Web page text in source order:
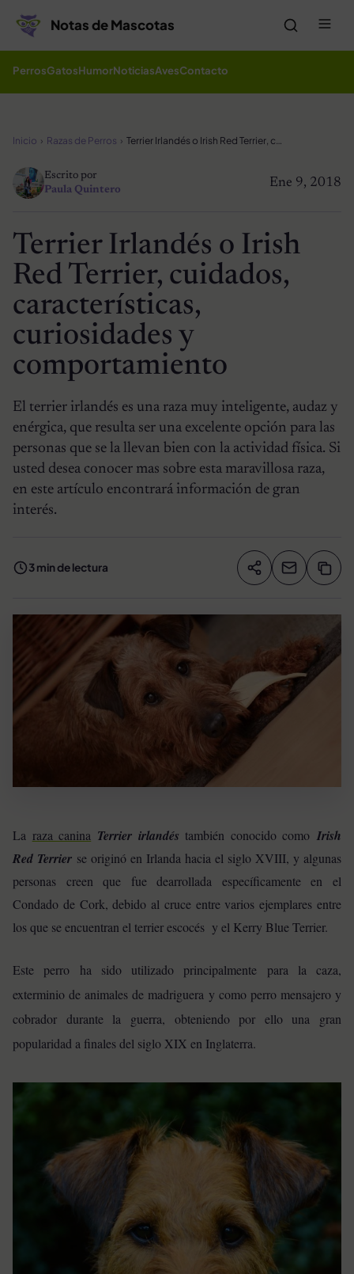
Notas de Mascotas
PerrosGatosHumorNoticiasAvesContacto
Inicio Razas de Perros Terrier Irlandés o Irish Red Terrier, cuidados, características, curiosidades y comportamiento
Ene 9, 2018
Escrito por
Paula Quintero
Terrier Irlandés o Irish
Red Terrier, cuidados,
características,
curiosidades y
comportamiento
El terrier irlandés es una raza muy inteligente, audaz y
enérgica, que resulta ser una excelente opción para las
personas que se la llevan bien con la actividad física. Si
usted desea conocer mas sobre esta maravillosa raza,
en este artículo encontrará información de gran
interés.
3 min de lectura Compartir
La raza canina Terrier irlandés también conocido como Irish
Red Terrier se originó en Irlanda hacia el siglo XVIII, y algunas
personas creen que fue dearrollada específicamente en el
Condado de Cork, debido al cruce entre varios ejemplares entre
los que se encuentran el terrier escocés y el Kerry Blue Terrier.
Este perro ha sido utilizado principalmente para la caza,
exterminio de animales de madriguera y como perro mensajero y
cobrador durante la guerra, obteniendo por ello una gran
popularidad a finales del siglo XIX en Inglaterra.